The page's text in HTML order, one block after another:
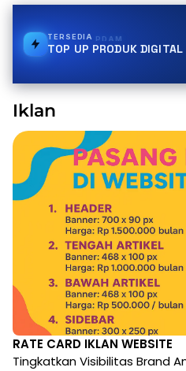
TERSEDIA BPJS
TOP UP PRODUK DIGITAL
Iklan
RATE CARD IKLAN WEBSITE
Tingkatkan Visibilitas Brand